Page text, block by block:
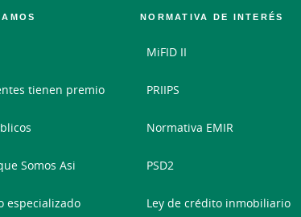
tienen premio
Somos Asi
especializado
NORMATIVA DE INTERÉS
MiFID II
PRIIPS
Normativa EMIR
PSD2
Ley de crédito inmobiliario